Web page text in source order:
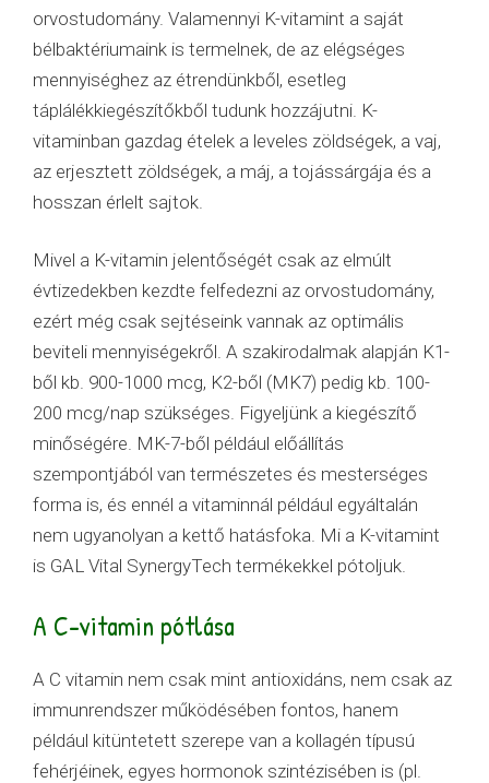
orvostudomány. Valamennyi K-vitamint a saját
bélbaktériumaink is termelnek, de az elégséges
mennyiséghez az étrendünkből, esetleg
táplálékkiegészítőkből tudunk hozzájutni. K-
vitaminban gazdag ételek a leveles zöldségek, a vaj,
az erjesztett zöldségek, a máj, a tojássárgája és a
hosszan érlelt sajtok.
Mivel a K-vitamin jelentőségét csak az elmúlt
évtizedekben kezdte felfedezni az orvostudomány,
ezért még csak sejtéseink vannak az optimális
beviteli mennyiségekről. A szakirodalmak alapján K1-
ből kb. 900-1000 mcg, K2-ből (MK7) pedig kb. 100-
200 mcg/nap szükséges. Figyeljünk a kiegészítő
minőségére. MK-7-ből például előállítás
szempontjából van természetes és mesterséges
forma is, és ennél a vitaminnál például egyáltalán
nem ugyanolyan a kettő hatásfoka. Mi a K-vitamint
is GAL Vital SynergyTech termékekkel pótoljuk.
A C-vitamin pótlása
A C vitamin nem csak mint antioxidáns, nem csak az
immunrendszer működésében fontos, hanem
például kitüntetett szerepe van a kollagén típusú
fehérjéinek, egyes hormonok szintézisében is (pl.